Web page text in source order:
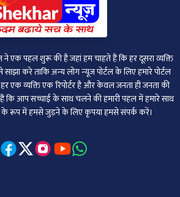
एक पहल शुरू की है जहां हम चाहते हैं कि हर दूसरा व्‍यक्ति
करे ताकि अन्‍य लोग न्‍यूज पोर्टल के लिए हमारे पोर्टल
एक व्यक्ति एक रिपोर्टर है और केवल जनता ही जनता की
आप सच्चाई के साथ चलने की हमारी पहल में हमारे साथ
रूप में हमसे जुड़ने के लिए कृपया हमसे संपर्क करें।